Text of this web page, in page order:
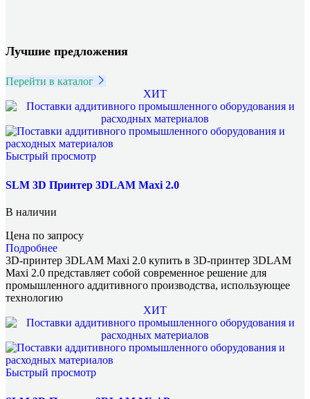
Лучшие предложения
Перейти в каталог
ХИТ
Быстрый просмотр
SLM 3D Принтер 3DLAM Maxi 2.0
В наличии
Цена по запросу
Подробнее
3D-принтер 3DLAM Maxi 2.0 купить в 3D-принтер 3DLAM
Maxi 2.0 представляет собой современное решение для
промышленного аддитивного производства, использующее
технологию
ХИТ
Быстрый просмотр